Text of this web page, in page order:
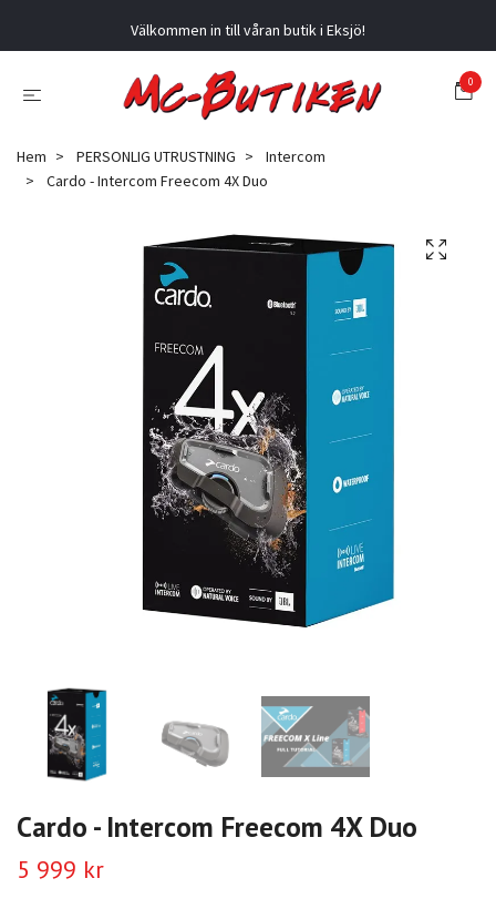
Välkommen in till våran butik i Eksjö!
0
Hem PERSONLIG UTRUSTNING
Intercom
Cardo - Intercom Freecom 4X Duo
Cardo - Intercom Freecom 4X Duo
5 999 kr